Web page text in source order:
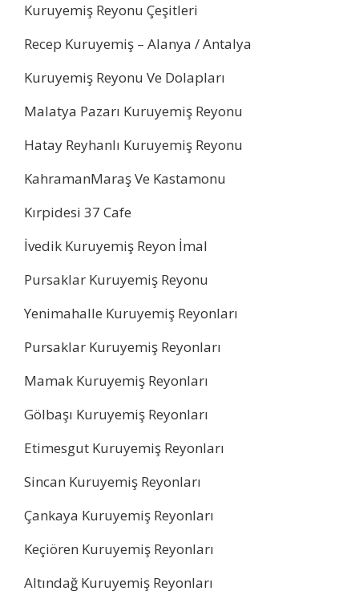
Kuruyemiş Reyonu Çeşitleri
Recep Kuruyemiş – Alanya / Antalya
Kuruyemiş Reyonu Ve Dolapları
Malatya Pazarı Kuruyemiş Reyonu
Hatay Reyhanlı Kuruyemiş Reyonu
KahramanMaraş Ve Kastamonu
Kırpidesi 37 Cafe
İvedik Kuruyemiş Reyon İmal
Pursaklar Kuruyemiş Reyonu
Yenimahalle Kuruyemiş Reyonları
Pursaklar Kuruyemiş Reyonları
Mamak Kuruyemiş Reyonları
Gölbaşı Kuruyemiş Reyonları
Etimesgut Kuruyemiş Reyonları
Sincan Kuruyemiş Reyonları
Çankaya Kuruyemiş Reyonları
Keçiören Kuruyemiş Reyonları
Altındağ Kuruyemiş Reyonları